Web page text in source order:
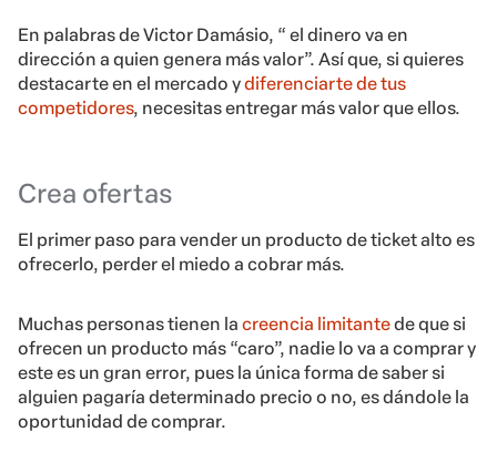
En palabras de Victor Damásio, “ el dinero va en
dirección a quien genera más valor”. Así que, si quieres
destacarte en el mercado ydiferenciarte de tus
competidores, necesitas entregar más valor que ellos.
Crea ofertas
El primer paso para vender un producto de ticket alto es
ofrecerlo, perder el miedo a cobrar más.
Muchas personas tienen la creencia limitantede que si
ofrecen un producto más “caro”, nadie lo va a comprar y
este es un gran error, pues la única forma de saber si
alguien pagaría determinado precio o no, es dándole la
oportunidad de comprar.